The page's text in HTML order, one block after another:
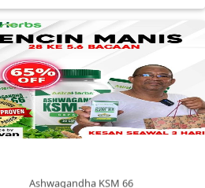
Ashwagandha KSM 66